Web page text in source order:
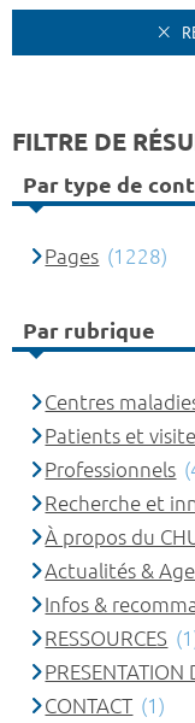
FILTRE DE
Par type de
Pages (1228)
Par rubrique
Centres
Patients et
Professionnels
Recherche et
À propos du
Actualités &
Infos &
RESSOURCES
PRESENTATION
CONTACT (1)